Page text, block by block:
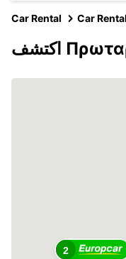
Car Rental Car
2